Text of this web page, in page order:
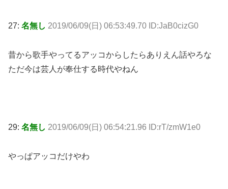
27: 名無し 2019/06/09(日) 06:53:49.70 ID:JaB0cizG0
昔から歌手やってるアッコからしたらありえん話やろな
ただ今は芸人が奉仕する時代やねん
29: 名無し 2019/06/09(日) 06:54:21.96 ID:rT/zmW1e0
やっぱアッコだけやわ